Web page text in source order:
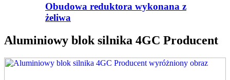
Obudowa reduktora wykonana z
żeliwa
Aluminiowy blok silnika 4GC Producent